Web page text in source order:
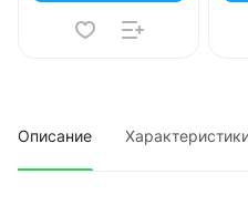
Описание